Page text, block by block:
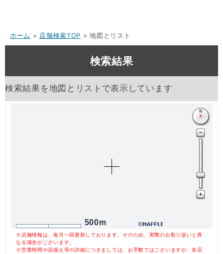
ホーム > 店舗検索TOP > 地図とリスト
検索結果
検索結果を地図とリストで表示しています
500m
※店舗情報は、毎月一回更新しております。そのため、実際のお取り扱いと異
なる場合がございます。
※営業時間や品揃え等の詳細につきましては、お手数ではございますが、各店